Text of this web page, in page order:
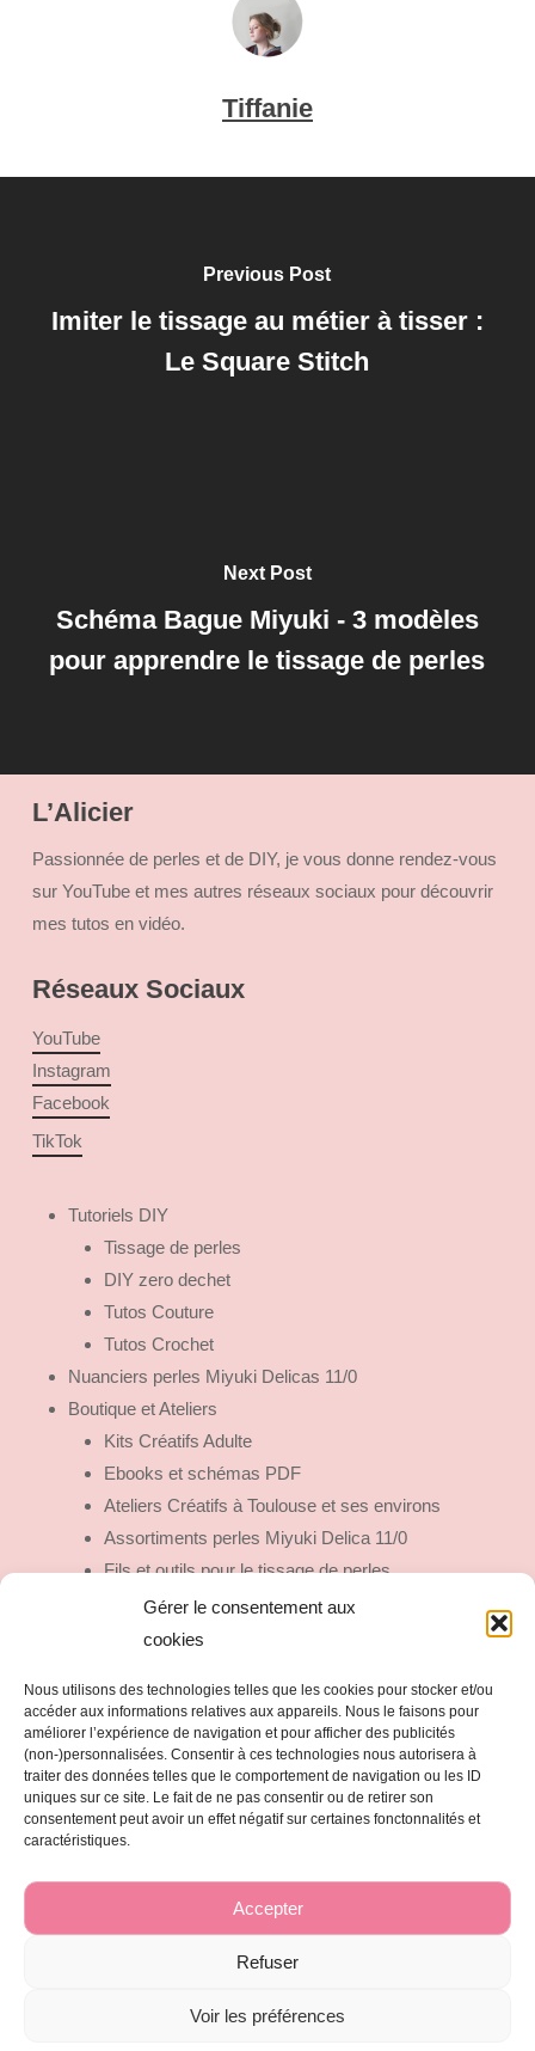
Gérer le consentement aux
cookies
Nous utilisons des technologies telles que les cookies pour stocker et/ou
accéder aux informations relatives aux appareils. Nous le faisons pour
améliorer l’expérience de navigation et pour afficher des publicités
(non-)personnalisées. Consentir à ces technologies nous autorisera à
traiter des données telles que le comportement de navigation ou les ID
uniques sur ce site. Le fait de ne pas consentir ou de retirer son
consentement peut avoir un effet négatif sur certaines fonctonnalités et
caractéristiques.
Accepter
Refuser
Voir les préférences
Tiffanie
Previous Post
Imiter le tissage au métier à tisser :
Le Square Stitch
Next Post
Schéma Bague Miyuki - 3 modèles
pour apprendre le tissage de perles
L’Alicier
Passionnée de perles et de DIY, je vous donne rendez-vous
sur YouTube et mes autres réseaux sociaux pour découvrir
mes tutos en vidéo.
Réseaux Sociaux
YouTube
Instagram
Facebook
TikTok
Tutoriels DIY
Tissage de perles
DIY zero dechet
Tutos Couture
Tutos Crochet
Nuanciers perles Miyuki Delicas 11/0
Boutique et Ateliers
Kits Créatifs Adulte
Ebooks et schémas PDF
Ateliers Créatifs à Toulouse et ses environs
Assortiments perles Miyuki Delica 11/0
Fils et outils pour le tissage de perles
Fermoirs et Embouts de tissage
Fils Mizuhiki
Outils Trop Mignons
Bijoux fait main
Mentions légales et Politique de confidentialité
mes photos et mes créations sans autorisation. Certains